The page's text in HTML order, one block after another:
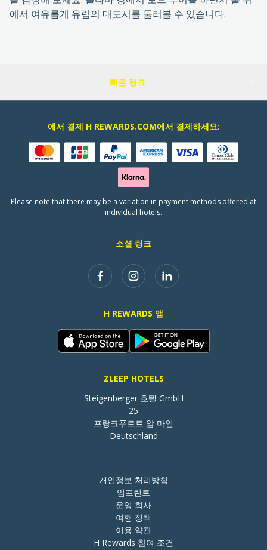
에서 여유롭게 유럽의 대도시를 둘러볼 수 있습니다.
빠른 링크
소셜 링크
H REWARDS 앱
ZLEEP HOTELS
Steigenberger 호텔 GmbH
25
프랑크푸르트 암 마인
Deutschland
에서 결제 H REWARDS.COM에서 결제하세요:
Please note that there may be a variation in payment methods offered at
individual hotels.
개인정보 처리방침
임프린트
운영 회사
여행 정책
이용 약관
H Rewards 참여 조건